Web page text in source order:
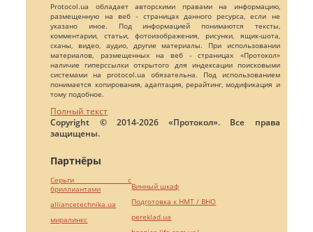
Protocol.ua обладает авторскими правами на информацию,
размещенную на веб - страницах данного ресурса, если не
указано иное. Под информацией понимаются тексты,
комментарии, статьи, фотоизображения, рисунки, ящик-шота,
сканы, видео, аудио, другие материалы. При использовании
материалов, размещенных на веб - страницах «Протокол»
наличие гиперссылки открытого для индексации поисковыми
системами на protocol.ua обязательна. Под использованием
понимается копирования, адаптация, рерайтинг, модификация и
тому подобное.
Полный текст
Copyright © 2014-2026 «Протокол». Все права
защищены.
Партнёры
Серьги с
бриллиантами
alliancetechnika.ua
миралинкс
Винный шкаф
Подготовка к НМТ / ВНО
pereklad.ua